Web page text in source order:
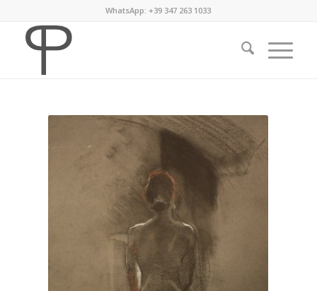
WhatsApp: +39 347 263 1033